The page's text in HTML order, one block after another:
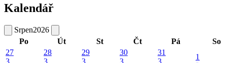
Kalendář
Srpen2026
Po
Út St Čt Pá
So
27
3
28
3
29
3
30
3
31
3
1